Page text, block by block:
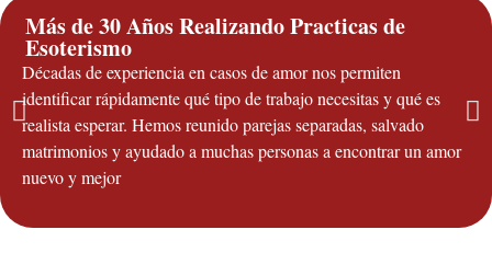
Más de 30 Años Realizando Practicas de
Esoterismo
Décadas de experiencia en casos de amor nos permiten
identificar rápidamente qué tipo de trabajo necesitas y qué es
realista esperar. Hemos reunido parejas separadas, salvado
matrimonios y ayudado a muchas personas a encontrar un amor
nuevo y mejor